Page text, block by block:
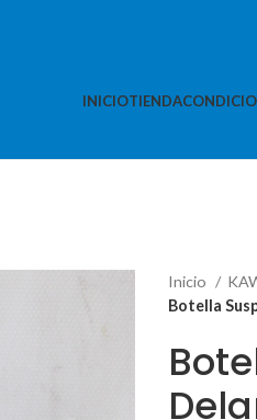
INICIOTIENDA
Inicio
Botella